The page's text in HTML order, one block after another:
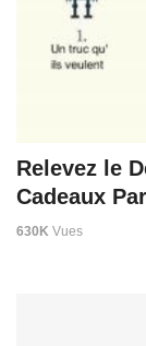
Relevez le
Cadeaux
630K Vues